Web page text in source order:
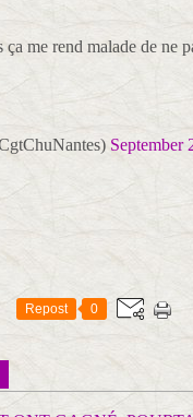
ça me rend malade de ne
September
Repost 0